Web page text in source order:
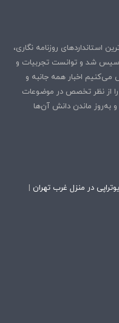
استانداردهای روزنامه نگاری،
اخلاقی، تولید محتوا و.. در سال ۱۴۰۴ تاسیس شد و توانست تجربیات و
می‌کنیم اخبار همه جانبه و
را از نظر تخصص در موضوعات
ماندن دانش آن‌ها
در منزل غرب تهران |